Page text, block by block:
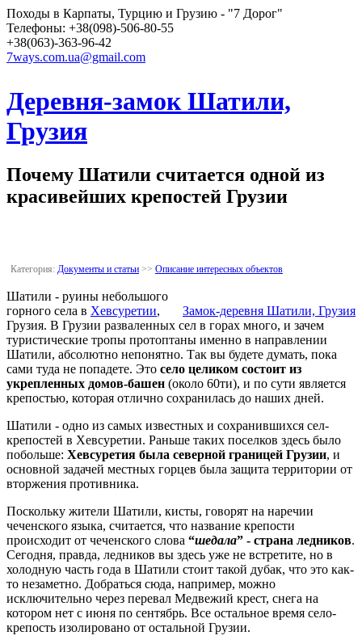
Походы в Карпаты, Турцию и Грузию - "7 Дорог"
Телефоны: +38(098)-506-80-55
+38(063)-363-96-42
7ways.com.ua@gmail.com
Деревня-замок Шатили,
Грузия
Почему Шатили считается одной из
красивейших крепостей Грузии
Категория: Документы и статьи >> Описание интересных объектов
Замок-деревня Шатили, Грузия
Шатили - руины небольшого
горного села в Хевсуретии,
Грузия. В Грузии разваленных сел в горах много, и зачем
туристические тропы протоптаны именно в направлении
Шатили, абсолютно непонятно. Так вы будете думать, пока
сами туда не попадете. Это село целиком состоит из
укрепленных домов-башен (около 60ти), и по сути является
крепостью, которая отлично сохранилась до наших дней.
Шатили - одно из самых известных и сохранившихся сел-
крепостей в Хевсуретии. Раньше таких поселков здесь было
побольше: Хевсуретия была северной границей Грузии, и
основной задачей местных горцев была защита территории от
вторжения противника.
Поскольку жители Шатили, кисты, говорят на наречии
чеченского языка, считается, что название крепости
происходит от чеченского слова “шедала” - страна ледников.
Сегодня, правда, ледников вы здесь уже не встретите, но в
холодную часть года в Шатили стоит такой дубак, что это как-
то незаметно. Добраться сюда, например, можно
исключительно через перевал Медвежий крест, снега на
котором нет с июня по сентябрь. Все остальное время село-
крепость изолировано от остальной Грузии.